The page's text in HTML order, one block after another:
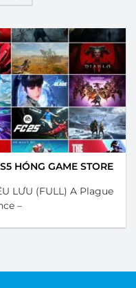
HÓNG GAME STORE
LƯU (FULL) A Plague
–